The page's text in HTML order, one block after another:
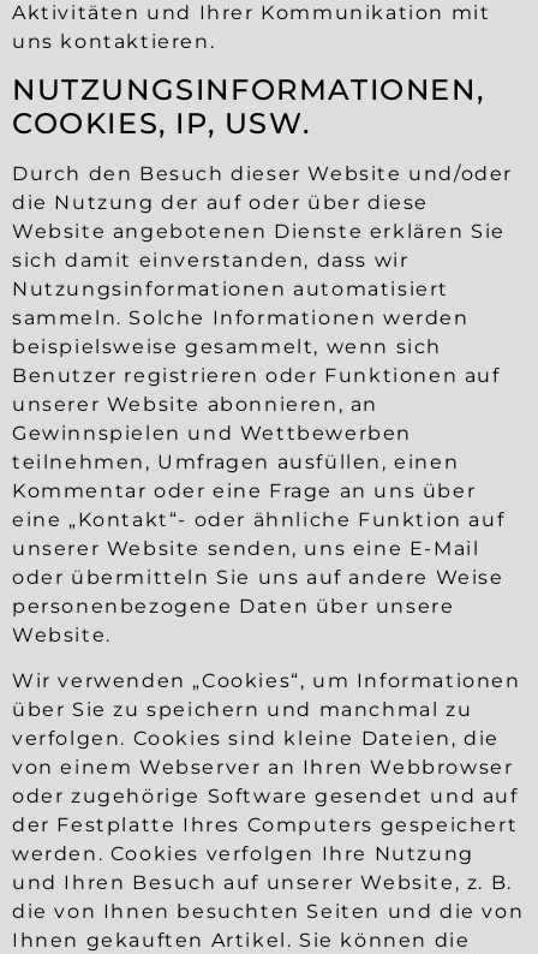
Aktivitäten und Ihrer Kommunikation mit
uns kontaktieren.
NUTZUNGSINFORMATIONEN,
COOKIES, IP, USW.
Durch den Besuch dieser Website und/oder
die Nutzung der auf oder über diese
Website angebotenen Dienste erklären Sie
sich damit einverstanden, dass wir
Nutzungsinformationen automatisiert
sammeln. Solche Informationen werden
beispielsweise gesammelt, wenn sich
Benutzer registrieren oder Funktionen auf
unserer Website abonnieren, an
Gewinnspielen und Wettbewerben
teilnehmen, Umfragen ausfüllen, einen
Kommentar oder eine Frage an uns über
eine „Kontakt“- oder ähnliche Funktion auf
unserer Website senden, uns eine E-Mail
oder übermitteln Sie uns auf andere Weise
personenbezogene Daten über unsere
Website.
Wir verwenden „Cookies“, um Informationen
über Sie zu speichern und manchmal zu
verfolgen. Cookies sind kleine Dateien, die
von einem Webserver an Ihren Webbrowser
oder zugehörige Software gesendet und auf
der Festplatte Ihres Computers gespeichert
werden. Cookies verfolgen Ihre Nutzung
und Ihren Besuch auf unserer Website, z. B.
die von Ihnen besuchten Seiten und die von
Ihnen gekauften Artikel. Sie können die